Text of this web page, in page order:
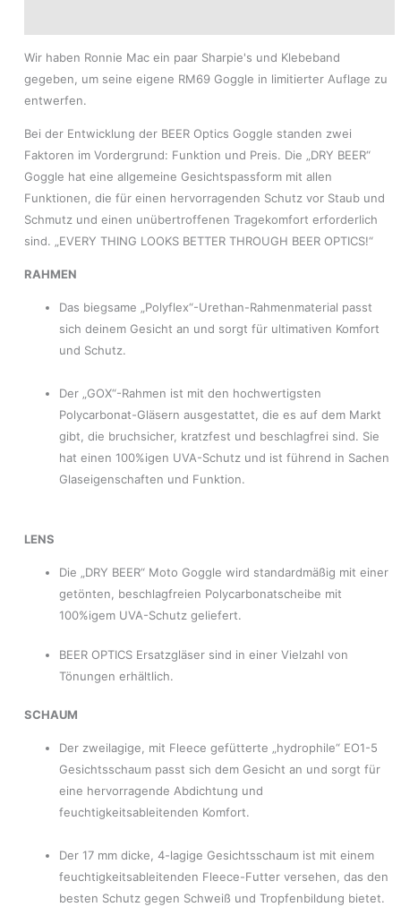
Wir haben Ronnie Mac ein paar Sharpie's und Klebeband
gegeben, um seine eigene RM69 Goggle in limitierter Auflage zu
entwerfen.
Bei der Entwicklung der BEER Optics Goggle standen zwei
Faktoren im Vordergrund: Funktion und Preis. Die „DRY BEER“
Goggle hat eine allgemeine Gesichtspassform mit allen
Funktionen, die für einen hervorragenden Schutz vor Staub und
Schmutz und einen unübertroffenen Tragekomfort erforderlich
sind. „EVERY THING LOOKS BETTER THROUGH BEER OPTICS!“
RAHMEN
Das biegsame „Polyflex“-Urethan-Rahmenmaterial passt
sich deinem Gesicht an und sorgt für ultimativen Komfort
und Schutz.
Der „GOX“-Rahmen ist mit den hochwertigsten
Polycarbonat-Gläsern ausgestattet, die es auf dem Markt
gibt, die bruchsicher, kratzfest und beschlagfrei sind. Sie
hat einen 100%igen UVA-Schutz und ist führend in Sachen
Glaseigenschaften und Funktion.
LENS
Die „DRY BEER“ Moto Goggle wird standardmäßig mit einer
getönten, beschlagfreien Polycarbonatscheibe mit
100%igem UVA-Schutz geliefert.
BEER OPTICS Ersatzgläser sind in einer Vielzahl von
Tönungen erhältlich.
SCHAUM
Der zweilagige, mit Fleece gefütterte „hydrophile“ EO1-5
Gesichtsschaum passt sich dem Gesicht an und sorgt für
eine hervorragende Abdichtung und
feuchtigkeitsableitenden Komfort.
Der 17 mm dicke, 4-lagige Gesichtsschaum ist mit einem
feuchtigkeitsableitenden Fleece-Futter versehen, das den
besten Schutz gegen Schweiß und Tropfenbildung bietet.